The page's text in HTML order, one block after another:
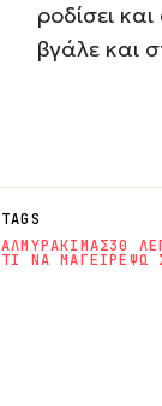
ροδίσει
βγάλε και
TAGS
ΑΛΜΥΡΑΚΙΜΑΣ30
ΤΙ ΝΑ ΜΑΓΕΙΡΕΨΩ